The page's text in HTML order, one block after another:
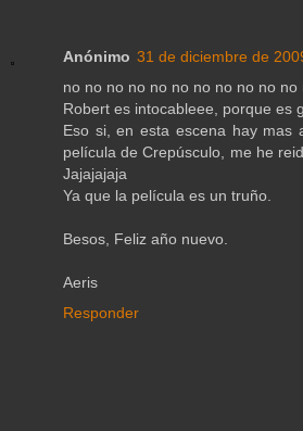
Anónimo 31 de diciembre de
no no no no no no no no no no no
Robert es intocableee, porque es
Eso si, en esta escena hay mas
película de Crepúsculo, me he
Jajajajaja
Ya que la película es un truño.
Besos, Feliz año nuevo.
Aeris
Responder